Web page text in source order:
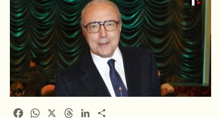
FacebookWhatsApp ThreadsLinkedIn